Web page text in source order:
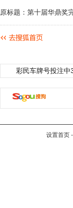
原标题：第十届华鼎奖
彩民车牌号投注中
设置首页 -